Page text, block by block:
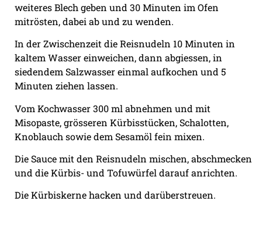
weiteres Blech geben und 30 Minuten im Ofen
mitrösten, dabei ab und zu wenden.
In der Zwischenzeit die Reisnudeln 10 Minuten in
kaltem Wasser einweichen, dann abgiessen, in
siedendem Salzwasser einmal aufkochen und 5
Minuten ziehen lassen.
Vom Kochwasser 300 ml abnehmen und mit
Misopaste, grösseren Kürbisstücken, Schalotten,
Knoblauch sowie dem Sesamöl fein mixen.
Die Sauce mit den Reisnudeln mischen, abschmecken
und die Kürbis- und Tofuwürfel darauf anrichten.
Die Kürbiskerne hacken und darüberstreuen.